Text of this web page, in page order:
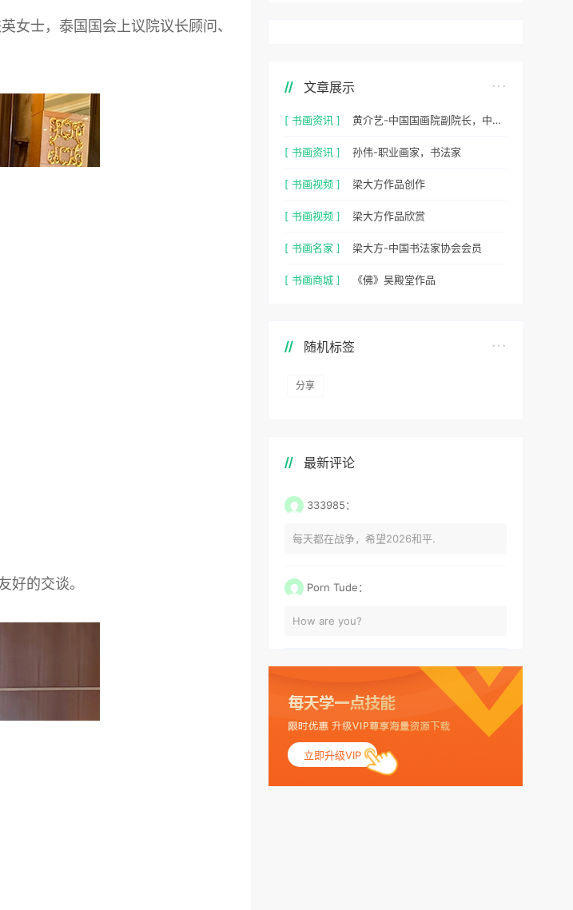
女士，泰国国会上议院议长顾问、
好的交谈。
文章展示
[ 书画资讯 ] 黄介艺-中国国画院副院长，中国民间书画家协会副主席
[ 书画资讯 ] 孙伟-职业画家，书法家
[ 书画视频 ] 梁大方作品创作
[ 书画视频 ] 梁大方作品欣赏
[ 书画名家 ] 梁大方-中国书法家协会会员
[ 书画商城 ] 《佛》吴殿堂作品
随机标签
分享
最新评论
333985：
每天都在战争，希望2026和平.
Porn Tude：
How are you?
立即升级VIP